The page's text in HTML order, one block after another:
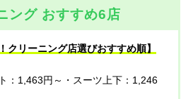
ング おすすめ6店
クリーニング店選びおすすめ順】
：1,463円～・スーツ上下：1,246